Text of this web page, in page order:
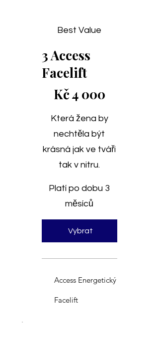
Best Value
3 Access
Facelift
Kč4 000
Která žena by
nechtěla být
krásná jak ve tváři
tak v nitru.
Platí po dobu 3
měsíců
Vybrat
Access Energetický
Facelift